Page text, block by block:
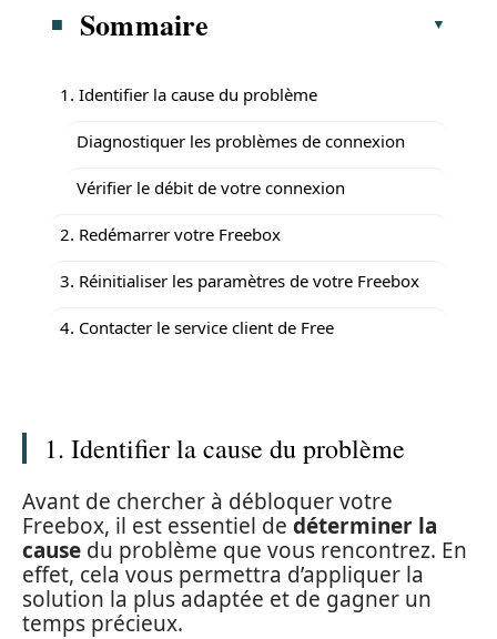
Sommaire
1. Identifier la cause du problème
Diagnostiquer les problèmes de connexion
Vérifier le débit de votre connexion
2. Redémarrer votre Freebox
3. Réinitialiser les paramètres de votre Freebox
4. Contacter le service client de Free
1. Identifier la cause du problème
Avant de chercher à débloquer votre
Freebox, il est essentiel de déterminer la
cause du problème que vous rencontrez. En
effet, cela vous permettra d’appliquer la
solution la plus adaptée et de gagner un
temps précieux.